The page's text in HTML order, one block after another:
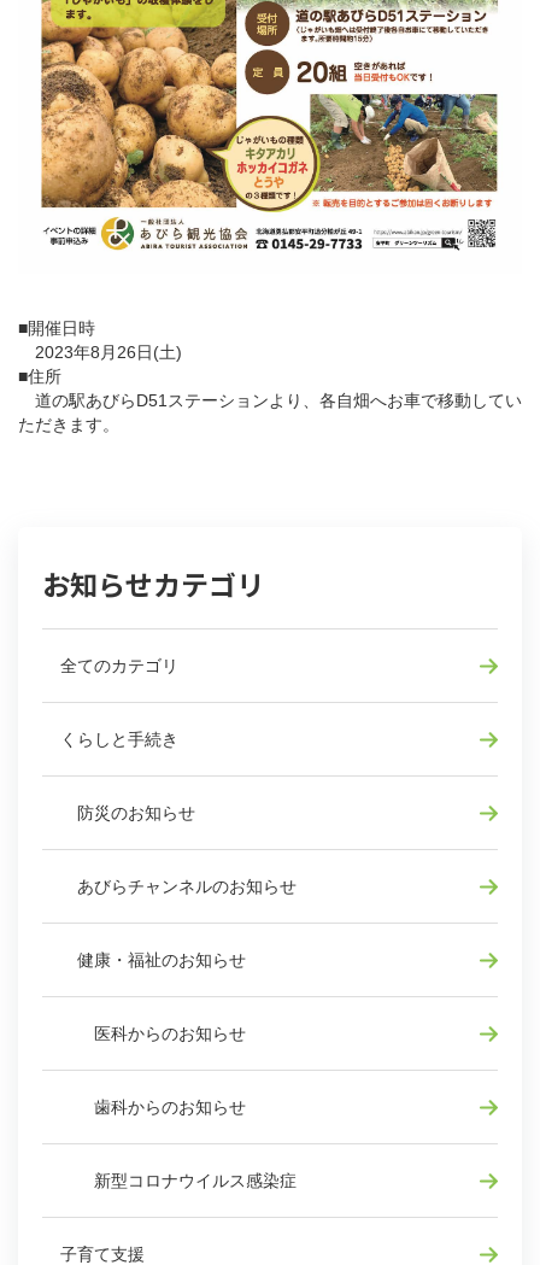
■開催日時
2023年8月26日(土)
■住所
道の駅あびらD51ステーションより、各自畑へお車で移動してい
ただきます。
お知らせカテゴリ
全てのカテゴリ
くらしと手続き
防災のお知らせ
あびらチャンネルのお知らせ
健康・福祉のお知らせ
医科からのお知らせ
歯科からのお知らせ
新型コロナウイルス感染症
子育て支援